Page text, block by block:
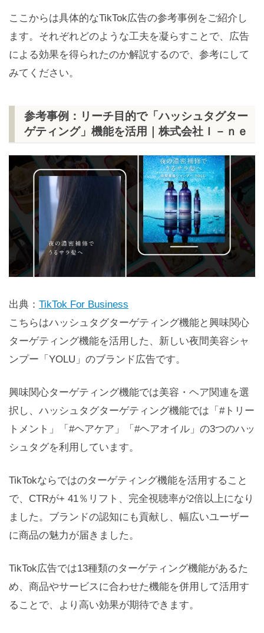
ここからは具体的なTikTok広告の参考事例をご紹介し
ます。それぞれどのような工夫を凝らすことで、広告
による効果を得られたのか解説するので、参考にして
みてください。
参考事例：リーチ目的で「ハッシュタグター
ゲティング」機能を活用｜株式会社Ｉ－ｎｅ
出典： TikTok For Business
こちらはハッシュタグターゲティング機能と興味関心
ターゲティング機能を活用した、新しい夜間美容シャ
ンプー「YOLU」のブランド広告です。
興味関心ターゲティング機能では美容・ヘア関連を選
択し、ハッシュタグターゲティング機能では「#トリー
トメント」「#ヘアケア」「#ヘアオイル」の3つのハッ
シュタグを利用しています。
TikTokならではのターゲティング機能を活用すること
で、CTRが+ 41％リフト、完全視聴率が2倍以上になり
ました。ブランドの認知にも貢献し、幅広いユーザー
に商品の魅力が届きました。
TikTok広告では13種類のターゲティング機能があるた
め、商品やサービスに合わせた機能を併用して活用す
ることで、より高い効果が期待できます。